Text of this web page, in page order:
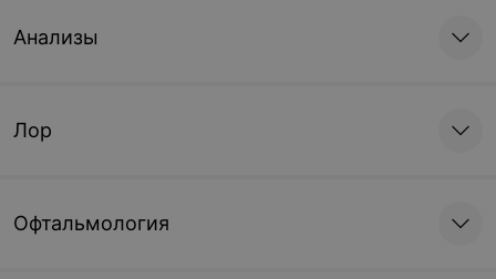
Анализы
Лор
Офтальмология